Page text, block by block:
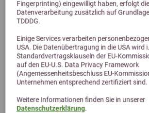
Fingerprinting) eingewilligt haben, erfolgt die
Datenverarbeitung zusätzlich auf
TDDDG.
Einige Services verarbeiten
USA. Die Datenübertragung in die USA wird
Standardvertragsklauseln der EU-
auf den EU-U.S. Data Privacy Framework
(Angemessenheitsbeschluss EU-
Unternehmen entsprechend zertifiziert sind.
Weitere Informationen finden Sie in unserer
Datenschutzerklärung.
Alternative